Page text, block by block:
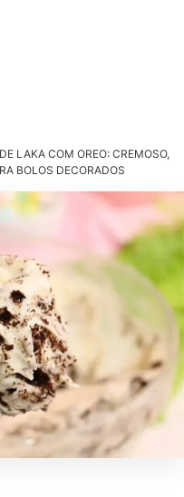
LAKA COM OREO: CREMOSO,
BOLOS DECORADOS